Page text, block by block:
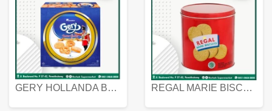
GERY HOLLANDA BUTTER COOKIES 450 GRAM REGAL MARIE BISCUIT KALENG 550 GRAM